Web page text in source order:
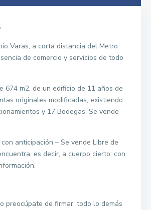
Varas, a corta distancia del Metro
de comercio y servicios de todo
674 m2, de un edificio de 11 años de
originales modificadas, existiendo
y 17 Bodegas. Se vende
anticipación – Se vende Libre de
es decir, a cuerpo cierto; con
preocúpate de firmar, todo lo demás